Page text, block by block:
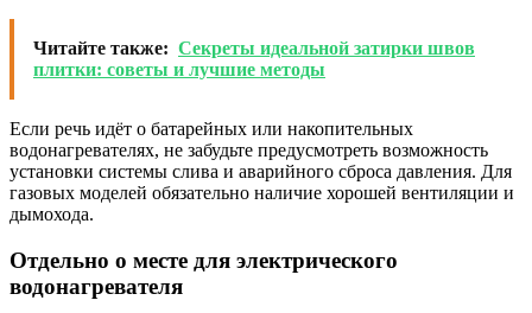
Читайте также: Секреты идеальной затирки швов
плитки: советы и лучшие методы
Если речь идёт о батарейных или накопительных
водонагревателях, не забудьте предусмотреть возможность
установки системы слива и аварийного сброса давления. Для
газовых моделей обязательно наличие хорошей вентиляции и
дымохода.
Отдельно о месте для электрического
водонагревателя